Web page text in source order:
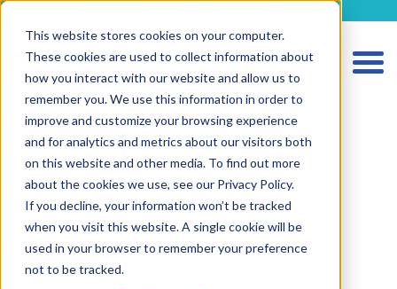
This website stores cookies on your computer.
These cookies are used to collect information about
how you interact with our website and allow us to
remember you. We use this information in order to
improve and customize your browsing experience
and for analytics and metrics about our visitors both
on this website and other media. To find out more
about the cookies we use, see our Privacy Policy.
If you decline, your information won’t be tracked
when you visit this website. A single cookie will be
used in your browser to remember your preference
not to be tracked.
HOME
SERVICES MEDICAL DEVICES
SERVICES IVD
FUTURE-READY SOLUTIONS